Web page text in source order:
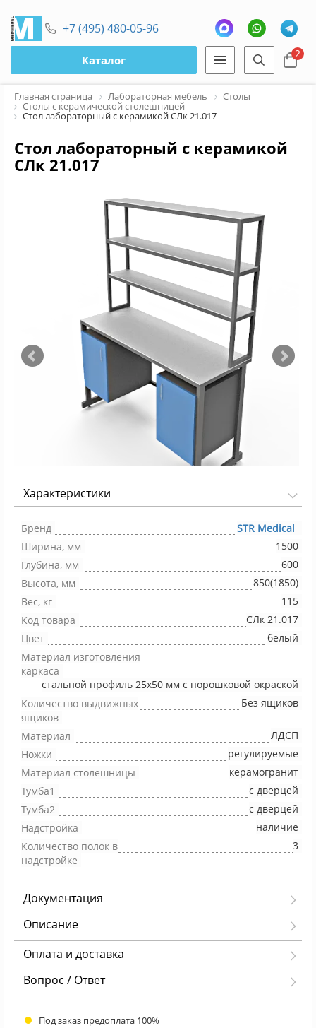
+7 (495) 480-05-96
Каталог 2
Главная страница Лабораторная мебель Столы
Столы с керамической столешницей
Стол лабораторный с керамикой СЛк 21.017
Стол лабораторный с керамикой
СЛк 21.017
Характеристики
Бренд
STR Medical
Ширина, мм
1500
Глубина, мм
600
Высота, мм
850(1850)
Вес, кг
115
Код товара
СЛк 21.017
Цвет
белый
Материал изготовления
каркаса
стальной профиль 25х50 мм с порошковой окраской
Количество выдвижных
ящиков
Без ящиков
Материал
ЛДСП
Ножки
регулируемые
Материал столешницы
керамогранит
Тумба1
с дверцей
Тумба2
с дверцей
Надстройка
наличие
Количество полок в
надстройке
3
Документация
Описание
Оплата и доставка
Вопрос / Ответ
Под заказ предоплата 100%